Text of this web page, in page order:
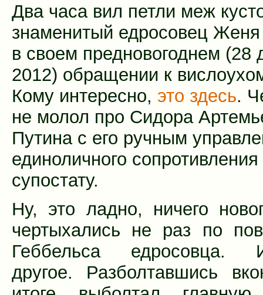
Два часа вил петли меж
знаменитый едросовец
в своем предновогоднем (28
2012) обращении к
Кому интересно, это здесь.
не молол про Сидора
Путина с его ручным
единоличного сопротивления
супостату.
Ну, это ладно, ничего
чертыхались не раз по
Геббельса едросовца.
другое. Разболтавшись